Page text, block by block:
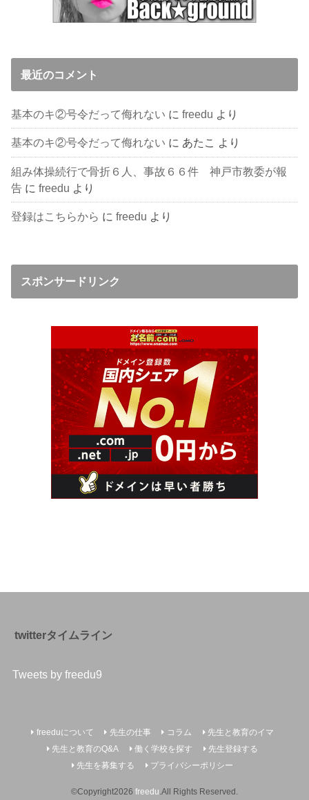
最近のコメント
基本のキ②号令だって侮れない にfreedu より
基本のキ②号令だって侮れない に あたこ より
組み体操続行で骨折６人、事故６６件 神戸市教委が報
告 にfreedu より
登録はこちらから にfreedu より
スポンサードリンク
twitterタイムライン
Tweets by freedu9
freeduについて 先生の仕事 コラム
先生と教育のイマ
先生と教育のQ&A
働く学校を探す
先生登録する
先生を募集する
プライバシーポリシー
©Copyright2026 freedu .All Rights Reserved.